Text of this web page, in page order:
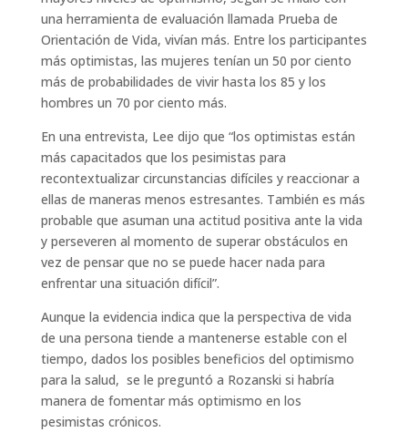
una herramienta de evaluación llamada Prueba de
Orientación de Vida, vivían más. Entre los participantes
más optimistas, las mujeres tenían un 50 por ciento
más de probabilidades de vivir hasta los 85 y los
hombres un 70 por ciento más.
En una entrevista, Lee dijo que “los optimistas están
más capacitados que los pesimistas para
recontextualizar circunstancias difíciles y reaccionar a
ellas de maneras menos estresantes. También es más
probable que asuman una actitud positiva ante la vida
y perseveren al momento de superar obstáculos en
vez de pensar que no se puede hacer nada para
enfrentar una situación difícil”.
Aunque la evidencia indica que la perspectiva de vida
de una persona tiende a mantenerse estable con el
tiempo, dados los posibles beneficios del optimismo
para la salud, se le preguntó a Rozanski si habría
manera de fomentar más optimismo en los
pesimistas crónicos.